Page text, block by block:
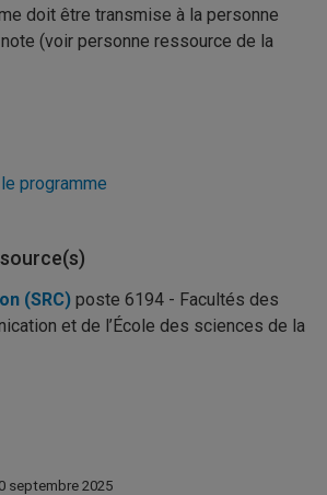
doit être transmise à la personne
(voir personne ressource de la
programme
(SRC) poste 6194 - Facultés des
et de l’École des sciences de la
septembre 2025